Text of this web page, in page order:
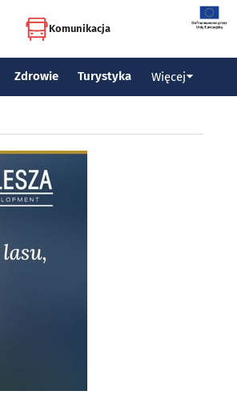
Komunikacja
Zdrowie Turystyka Więcej